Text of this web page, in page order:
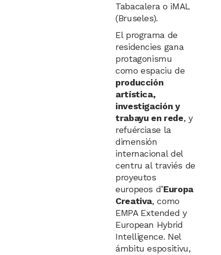
Tabacalera o iMAL
(Bruseles).
El programa de
residencies gana
protagonismu
como espaciu de
producción
artística,
investigación y
trabayu en rede, y
refuérciase la
dimensión
internacional del
centru al traviés de
proyeutos
europeos d’Europa
Creativa, como
EMPA Extended y
European Hybrid
Intelligence. Nel
ámbitu espositivu,